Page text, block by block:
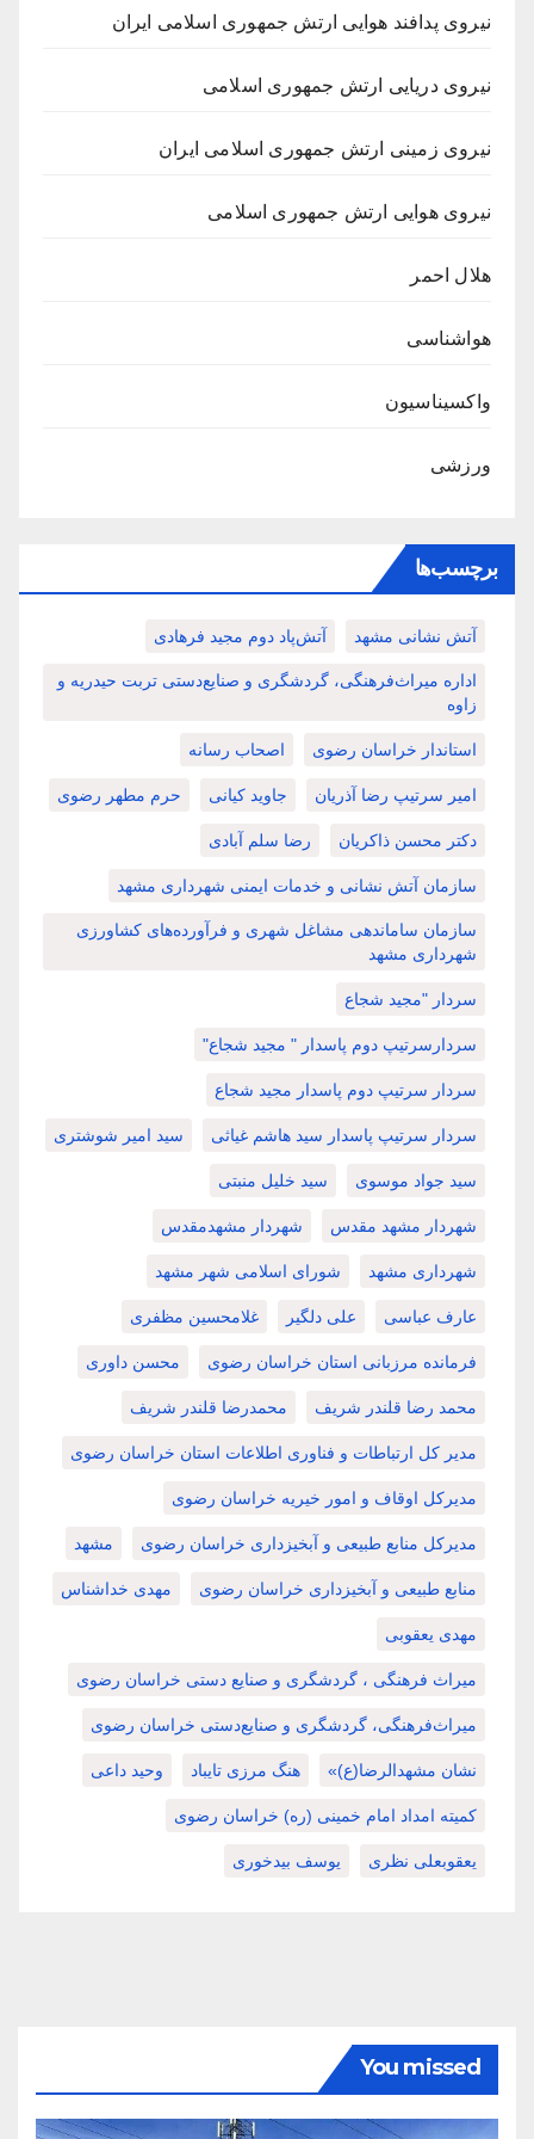
نیروی پدافند هوایی ارتش جمهوری اسلامی ایران
نیروی دریایی ارتش جمهوری اسلامی
نیروی زمینی ارتش جمهوری اسلامی ایران
نیروی هوایی ارتش جمهوری اسلامی
هلال احمر
هواشناسی
واکسیناسیون
ورزشی
برچسب‌ها
آتش نشانی مشهد آتش‌پاد دوم مجید فرهادی
اداره میراث‌فرهنگی، گردشگری و صنایع‌دستی تربت حیدریه و
زاوه
استاندار خراسان رضوی اصحاب رسانه
امیر سرتیپ رضا آذریان جاوید کیانی حرم مطهر رضوی
دکتر محسن ذاکریان رضا سلم آبادی
سازمان آتش نشانی و خدمات ایمنی شهرداری مشهد
سازمان ساماندهی مشاغل شهری و فرآورده‌های کشاورزی
شهرداری مشهد
سردار "مجید شجاع
سردارسرتیپ دوم پاسدار " مجید شجاع"
سردار سرتیپ دوم پاسدار مجید شجاع
سردار سرتیپ پاسدار سید هاشم غیاثی سید امیر شوشتری
سید جواد موسوی سید خلیل منبتی
شهردار مشهد مقدس شهردار مشهدمقدس
شهرداری مشهد شورای اسلامی شهر مشهد
عارف عباسی علی دلگیر غلامحسین مظفری
فرمانده مرزبانی استان خراسان رضوی محسن داوری
محمد رضا قلندر شریف محمدرضا قلندر شریف
مدیر کل ارتباطات و فناوری اطلاعات استان خراسان رضوی
مدیرکل اوقاف و امور خیریه خراسان رضوی
مدیرکل منابع طبیعی و آبخیزداری خراسان رضوی مشهد
منابع طبیعی و آبخیزداری خراسان رضوی مهدی خداشناس
مهدی یعقوبی
میراث فرهنگی ، گردشگری و صنایع دستی خراسان رضوی
میراث‌فرهنگی، گردشگری و صنایع‌دستی خراسان رضوی
نشان مشهدالرضا(ع)» هنگ مرزی تایباد وحید داعی
کمیته امداد امام خمینی (ره) خراسان رضوی
یعقوبعلی نظری یوسف بیدخوری
You missed